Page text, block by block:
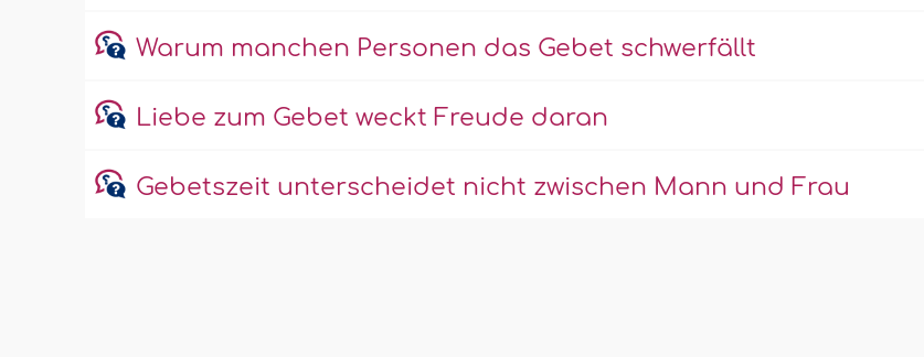
Warum manchen Personen das Gebet schwerfällt
Liebe zum Gebet weckt Freude daran
Gebetszeit unterscheidet nicht zwischen Mann und Frau